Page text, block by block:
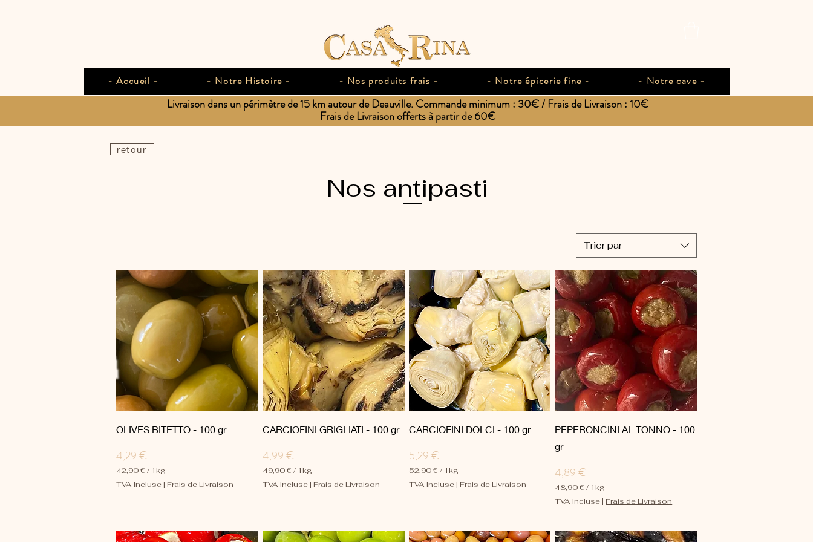
- Accueil - - Notre Histoire - - Nos produits frais - - Notre épicerie fine - - Notre cave -
Livraison dans un périmètre de 15 km autour de Deauville. Commande minimum : 30€ / Frais de Livraison : 10€
Frais de Livraison offerts à partir de 60€
retour
Nos antipasti
Trier par
Aperçu rapide
OLIVES BITETTO - 100 gr
Prix
4,29 €
42,90 €/ 1kg
2
€
TVA Incluse| Frais de Livraison
Aperçu rapide
CARCIOFINI GRIGLIATI - 100 gr
Prix
4,99 €
49,90 € / 1kg
9
€
TVA Incluse| Frais de Livraison
Aperçu rapide
CARCIOFINI DOLCI - 100 gr
Prix
5,29 €
52,90 € / 1kg
2
€
TVA Incluse| Frais de Livraison
Aperçu rapide
PEPERONCINI AL TONNO - 100
gr
Prix
4,89 €
48,90 € / 1kg
8
0
TVA Incluse|Frais de Livraison